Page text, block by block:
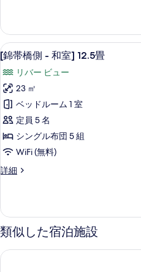
8
畳
の
す
べ
て
の
写
を
示
す
る
-
和
室
二
間]
8
+
8
畳
の
詳
細
[錦
帯
橋
側
-
和
室]
12.5
畳
べ
て
の
9
[錦帯橋側 - 和室] 12.5畳
リバー ビュー
23 ㎡
ベッドルーム 1 室
定員 5 名
シングル布団 5 組
WiFi (無料)
詳細
[錦
-
和
室]
12.5
畳
類似した宿泊施設
東横 INN 岩国駅西口